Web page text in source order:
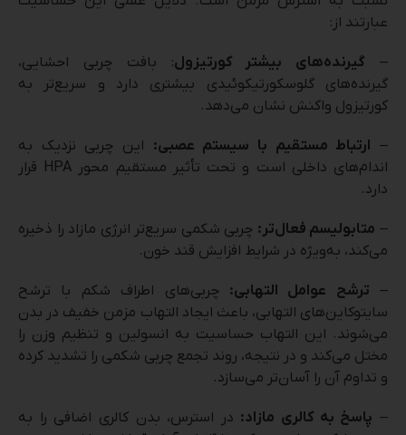
عبارتند از:
– گیرنده‌های بیشتر کورتیزول: بافت چربی احشایی،
گیرنده‌های گلوسکورتیکوئیدی بیشتری دارد و سریع‌تر به
کورتیزول واکنش نشان می‌دهد.
– ارتباط مستقیم با سیستم عصبی: این چربی نزدیک به
اندام‌های داخلی است و تحت تأثیر مستقیم محور HPA قرار
دارد.
– متابولیسم فعال‌تر: چربی شکمی سریع‌تر انرژی مازاد را ذخیره
می‌کند، به‌ویژه در شرایط افزایش قند خون.
– ترشح عوامل التهابی: چربی‌های اطراف شکم با ترشح
سایتوکاین‌های التهابی، باعث ایجاد التهاب مزمن خفیف در بدن
می‌شوند. این التهاب حساسیت به انسولین و تنظیم وزن را
مختل می‌کند و در نتیجه، روند تجمع چربی شکمی را تشدید کرده
و تداوم آن را آسان‌تر می‌سازد.
– پاسخ به کالری مازاد: در استرس، بدن کالری اضافی را به